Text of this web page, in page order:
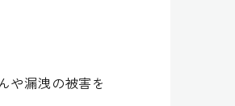
や漏洩の被害を